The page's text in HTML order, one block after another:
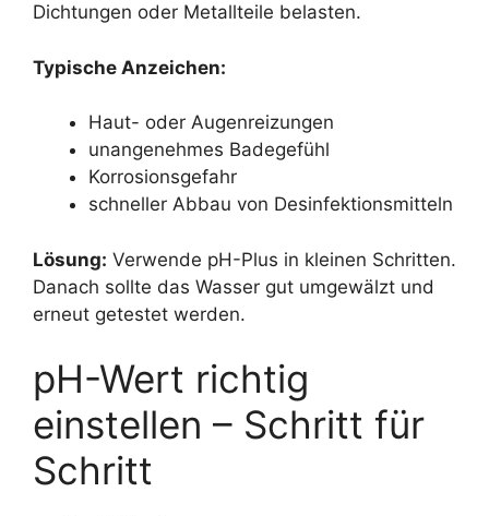
Dichtungen oder Metallteile belasten.
Typische Anzeichen:
Haut- oder Augenreizungen
unangenehmes Badegefühl
Korrosionsgefahr
schneller Abbau von Desinfektionsmitteln
Lösung: Verwende pH-Plus in kleinen Schritten.
Danach sollte das Wasser gut umgewälzt und
erneut getestet werden.
pH-Wert richtig
einstellen – Schritt für
Schritt